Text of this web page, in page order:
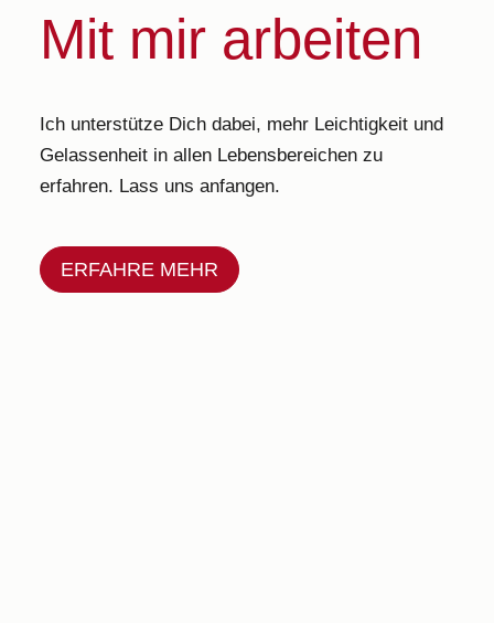
Mit mir arbeiten
Ich unterstütze Dich dabei, mehr Leichtigkeit und
Gelassenheit in allen Lebensbereichen zu
erfahren. Lass uns anfangen.
ERFAHRE MEHR